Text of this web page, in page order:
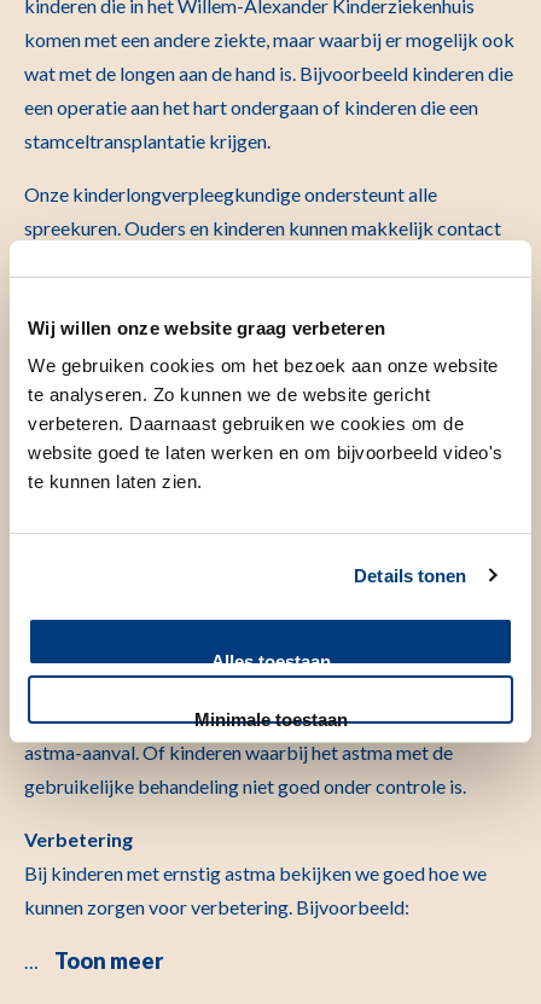
Wij willen onze website graag verbeteren
We gebruiken cookies om het bezoek aan onze website
te analyseren. Zo kunnen we de website gericht
verbeteren. Daarnaast gebruiken we cookies om de
website goed te laten werken en om bijvoorbeeld video's
te kunnen laten zien.
Details tonen
Alles toestaan
Minimale toestaan
kinderen die in het Willem-Alexander Kinderziekenhuis
komen met een andere ziekte, maar waarbij er mogelijk ook
wat met de longen aan de hand is. Bijvoorbeeld kinderen die
een operatie aan het hart ondergaan of kinderen die een
stamceltransplantatie krijgen.
Onze kinderlongverpleegkundige ondersteunt alle
spreekuren. Ouders en kinderen kunnen makkelijk contact
Wat we doen
Een longziekte die vaak voorkomt bij kinderen is astma. In
het Willem-Alexander Kinderziekenhuis behandelen we
kinderen met ernstig astma. Dit zijn kinderen die wel eens
op de intensive care opgenomen zijn geweest met een
astma-aanval. Of kinderen waarbij het astma met de
gebruikelijke behandeling niet goed onder controle is.
Verbetering
Bij kinderen met ernstig astma bekijken we goed hoe we
kunnen zorgen voor verbetering. Bijvoorbeeld:
… Toon meer